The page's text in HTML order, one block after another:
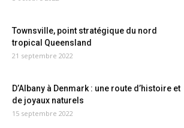
Townsville, point stratégique du nord
tropical Queensland
21 septembre 2022
D’Albany à Denmark : une route d’histoire et
de joyaux naturels
15 septembre 2022